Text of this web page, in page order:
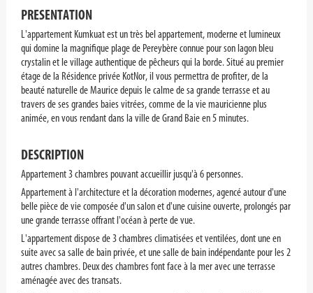
PRESENTATION
L'appartement Kumkuat est un très bel appartement, moderne et lumineux
qui domine la magnifique plage de Pereybère connue pour son lagon bleu
crystalin et le village authentique de pêcheurs qui la borde. Situé au premier
étage de la Résidence privée KotNor, il vous permettra de profiter, de la
beauté naturelle de Maurice depuis le calme de sa grande terrasse et au
travers de ses grandes baies vitrées, comme de la vie mauricienne plus
animée, en vous rendant dans la ville de Grand Baie en 5 minutes.
DESCRIPTION
Appartement 3 chambres pouvant accueillir jusqu'à 6 personnes.
Appartement à l'architecture et la décoration modernes, agencé autour d'une
belle pièce de vie composée d'un salon et d'une cuisine ouverte, prolongés par
une grande terrasse offrant l'océan à perte de vue.
L'appartement dispose de 3 chambres climatisées et ventilées, dont une en
suite avec sa salle de bain privée, et une salle de bain indépendante pour les 2
autres chambres. Deux des chambres font face à la mer avec une terrasse
aménagée avec des transats.